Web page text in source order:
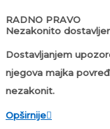
RADNO PRAVO
Nezakonito
Dostavljanjem
njegova majka
nezakonit.
Opširnije